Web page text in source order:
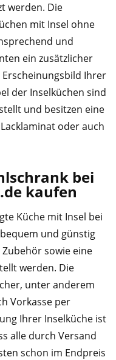
werden. Die
mit Insel ohne
und
ein zusätzlicher
Ihrer
der Inselküchen sind
und besitzen eine
oder auch
bei
kaufen
Küche mit Insel bei
und günstig
sowie eine
werden. Die
unter anderem
Vorkasse per
Ihrer Inselküche ist
alle durch Versand
schon im Endpreis